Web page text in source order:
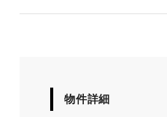
物件詳細